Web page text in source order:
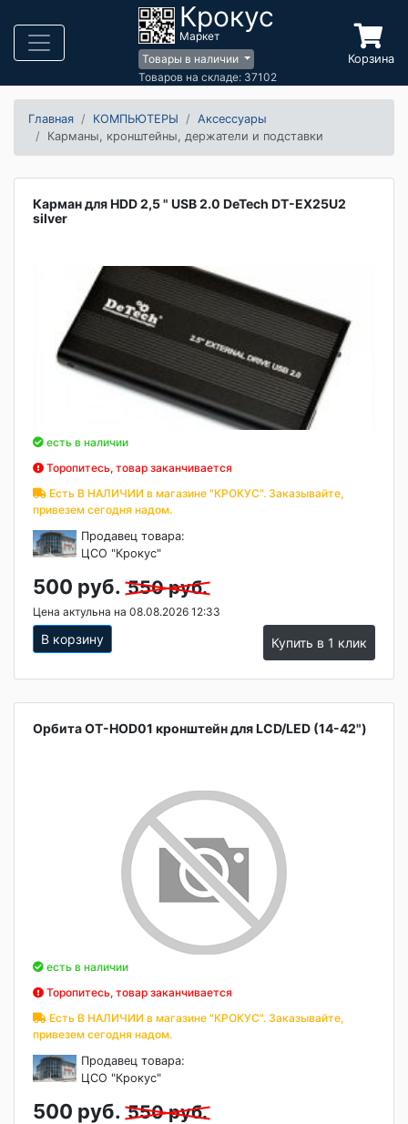
Крокус
Маркет
Товары в наличии
Товаров на складе: 37102
Корзина
Главная КОМПЬЮТЕРЫ
Аксессуары
Карманы, кронштейны, держатели и подставки
Карман для HDD 2,5 " USB 2.0 DeTech DT-EX25U2
silver
есть в наличии
Торопитесь, товар заканчивается
Есть В НАЛИЧИИ в магазине "КРОКУС". Заказывайте,
привезем сегодня надом.
Продавец товара:
ЦСО "Крокус"
500 руб. 550 руб.
Цена актульна на 08.08.2026 12:33
В корзину Купить в 1 клик
Орбита OT-HOD01 кронштейн для LCD/LED (14-42")
есть в наличии
Торопитесь, товар заканчивается
Есть В НАЛИЧИИ в магазине "КРОКУС". Заказывайте,
привезем сегодня надом.
Продавец товара:
ЦСО "Крокус"
500 руб. 550 руб.